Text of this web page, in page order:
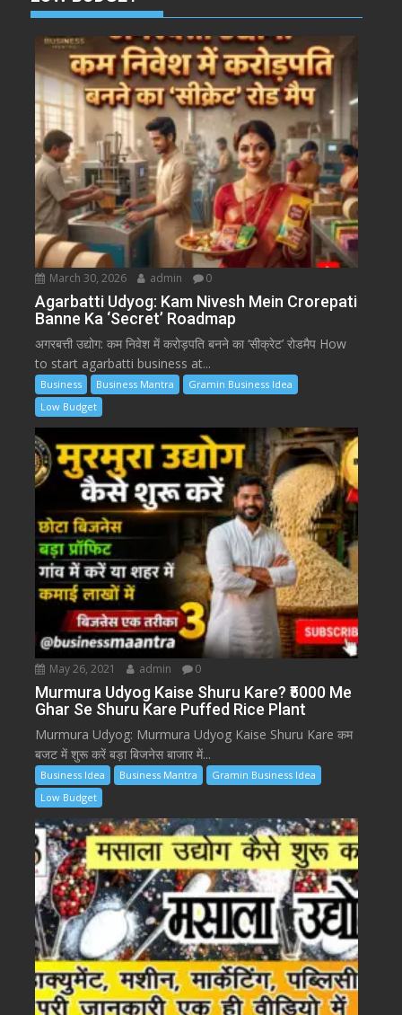
March 30, 2026 admin 0
Agarbatti Udyog: Kam Nivesh Mein Crorepati
Banne Ka ‘Secret’ Roadmap
अगरबत्ती उद्योग: कम निवेश में करोड़पति बनने का ‘सीक्रेट’ रोडमैप How
to start agarbatti business at...
Business Business Mantra
Gramin Business Idea
Low Budget
May 26, 2021 admin 0
Murmura Udyog Kaise Shuru Kare? ₹5000 Me
Ghar Se Shuru Kare Puffed Rice Plant
Murmura Udyog: Murmura Udyog Kaise Shuru Kare कम
बजट में शुरू करें बड़ा बिजनेस बाजार में...
Business Idea Business Mantra
Gramin Business Idea
Low Budget